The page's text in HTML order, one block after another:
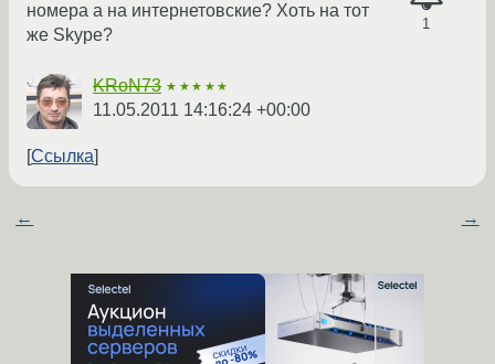
1
номера а на интернетовские? Хоть на тот
же Skype?
KRoN73 ★★★★★
11.05.2011 14:16:24 +00:00
Ссылка
← →